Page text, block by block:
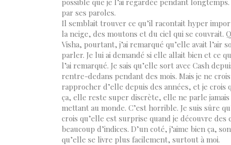
par ses paroles.
Il semblait trouver ce qu’il racontait hyper
la neige, des moutons et du ciel qui se couvrait.
Visha, pourtant, j’ai remarqué qu’elle avait l’air
parler. Je lui ai demandé si elle allait bien et ce
l’ai remarqué. Je sais qu’elle sort avec Cash
rentre-dedans pendant des mois. Mais je ne
rapprocher d’elle depuis des années, et je crois
ça, elle reste super discrète, elle ne parle
mettant au monde. C’est horrible. Je suis sûre
crois qu’elle est surprise quand je découvre
beaucoup d’indices. D’un coté, j’aime bien ça,
qu’elle se livre plus facilement, surtout à moi.